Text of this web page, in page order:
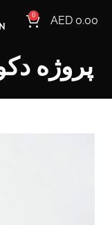
0 AED 0.00
پروژه